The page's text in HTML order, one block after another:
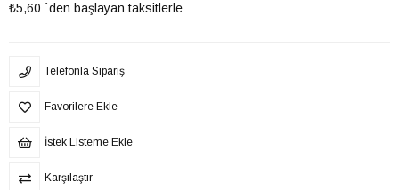
₺5,60 `den başlayan taksitlerle
Telefonla Sipariş
Favorilere Ekle
İstek Listeme Ekle
Karşılaştır